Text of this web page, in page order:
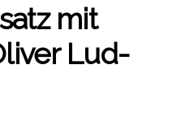
mit
Lud­